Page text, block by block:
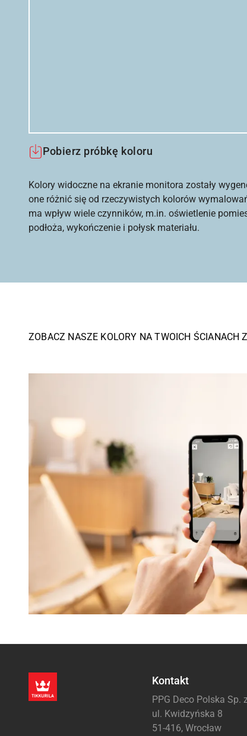
Pobierz próbkę koloru
Kolory widoczne na ekranie monitora zostały
one różnić się od rzeczywistych kolorów
ma wpływ wiele czynników, m.in. oświetlenie
podłoża, wykończenie i połysk materiału.
ZOBACZ NASZE KOLORY NA TWOICH ŚCIANACH
Kontakt
PPG Deco Polska Sp.
ul. Kwidzyńska 8
51-416, Wrocław